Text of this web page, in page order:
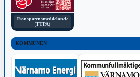
Transparensmeddelande
(TTPA)
KOMMUNEN